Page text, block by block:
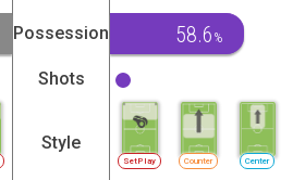
Possession 58.6 %
Shots
Style
SetPlay Counter Center